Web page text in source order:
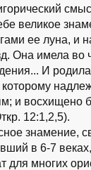
великое
ее луна, и
Она имела во
И
и восхищено
12:1,2,5).
знамение,
в 6-7
для многих